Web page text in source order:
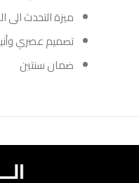
ميزة التحدث
تصميم عصري
ضمان سنتين